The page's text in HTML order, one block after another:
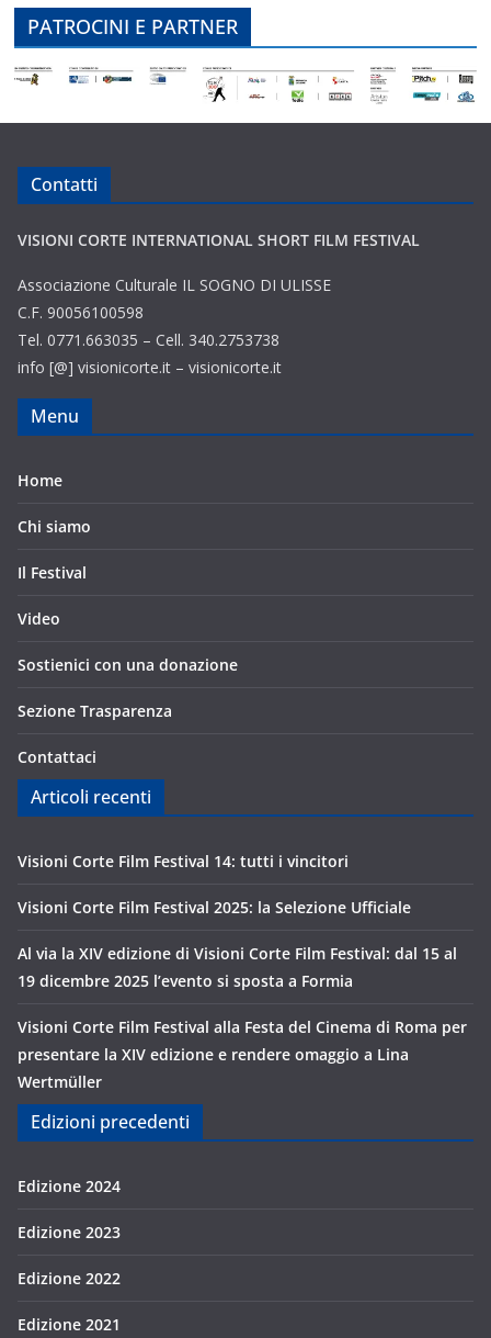
PATROCINI E PARTNER
Contatti
VISIONI CORTE INTERNATIONAL SHORT FILM FESTIVAL
Associazione Culturale IL SOGNO DI ULISSE
C.F. 90056100598
Tel. 0771.663035 – Cell. 340.2753738
info [@] visionicorte.it – visionicorte.it
Menu
Home
Chi siamo
Il Festival
Video
Sostienici con una donazione
Sezione Trasparenza
Contattaci
Articoli recenti
Visioni Corte Film Festival 14: tutti i vincitori
Visioni Corte Film Festival 2025: la Selezione Ufficiale
Al via la XIV edizione di Visioni Corte Film Festival: dal 15 al
19 dicembre 2025 l’evento si sposta a Formia
Visioni Corte Film Festival alla Festa del Cinema di Roma per
presentare la XIV edizione e rendere omaggio a Lina
Wertmüller
Edizioni precedenti
Edizione 2024
Edizione 2023
Edizione 2022
Edizione 2021